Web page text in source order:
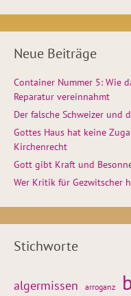
Neue Beiträge
Container Nummer 5: Wie
Reparatur vereinnahmt
Der falsche Schweizer und
Gottes Haus hat keine
Kirchenrecht
Gott gibt Kraft und
Wer Kritik für Gezwitscher
Stichworte
algermissen arroganz